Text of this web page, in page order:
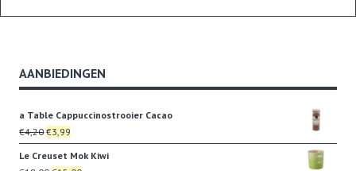
AANBIEDINGEN
a Table Cappuccinostrooier Cacao
€4,20Oorspronkelijke
prijs
was:
€3,99
prijs
is:
Le Creuset Mok Kiwi